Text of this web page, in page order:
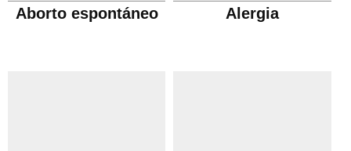
Aborto espontáneo Alergia